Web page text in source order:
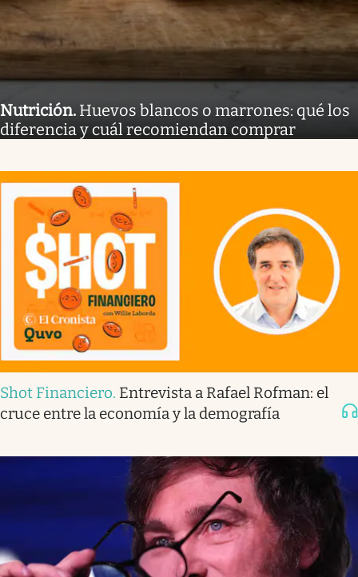
Nutrición. Huevos blancos o marrones: qué los
diferencia y cuál recomiendan comprar
Shot Financiero. Entrevista a Rafael Rofman: el
cruce entre la economía y la demografía